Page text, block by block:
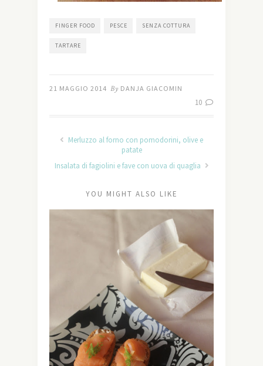
FINGER FOOD PESCE SENZA COTTURA
TARTARE
21 MAGGIO 2014 By DANJA GIACOMIN
10
Merluzzo al forno con pomodorini, olive e
patate
Insalata di fagiolini e fave con uova di quaglia
YOU MIGHT ALSO LIKE